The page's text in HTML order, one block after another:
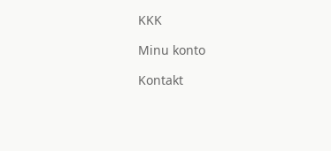
KKK
Minu konto
Kontakt